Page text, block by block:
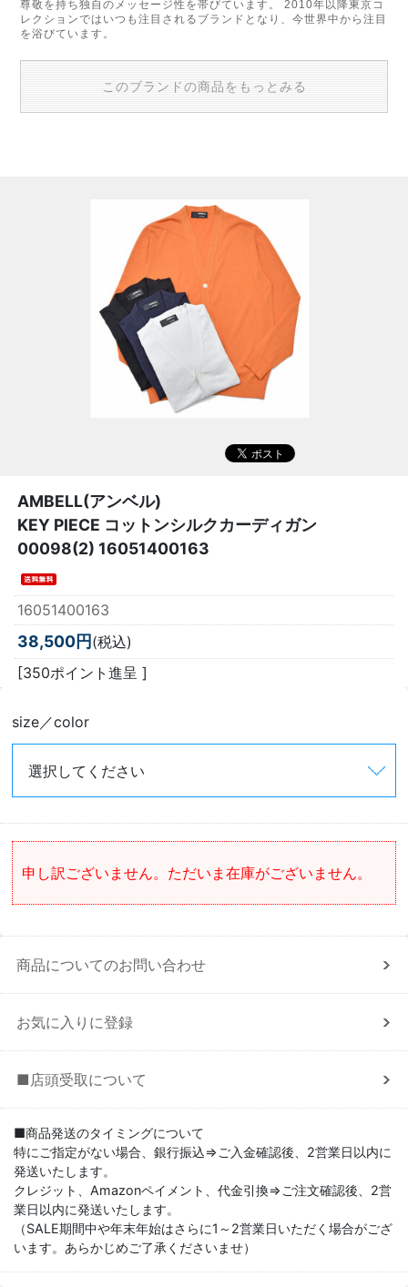
尊敬を持ち独自のメッセージ性を帯びています。 2010年以降東京コ
レクションではいつも注目されるブランドとなり、今世界中から注目
を浴びています。
このブランドの商品をもっとみる
AMBELL(アンベル)
KEY PIECE コットンシルクカーディガン
00098(2) 16051400163
16051400163
38,500円(税込)
[350ポイント進呈 ]
size／color
申し訳ございません。ただいま在庫がございません。
商品についてのお問い合わせ
お気に入りに登録
■店頭受取について
■商品発送のタイミングについて
特にご指定がない場合、銀行振込⇒ご入金確認後、2営業日以内に
発送いたします。
クレジット、Amazonペイメント、代金引換⇒ご注文確認後、2営
業日以内に発送いたします。
（SALE期間中や年末年始はさらに1～2営業日いただく場合がござ
います。あらかじめご了承くださいませ）